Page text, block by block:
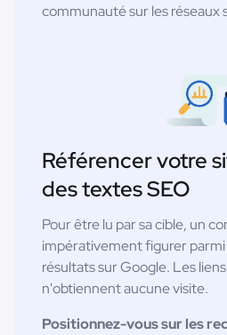
communauté sur les réseaux
Référencer votre
des textes SEO
Pour être lu par sa cible, un
impérativement figurer parmi
résultats sur Google. Les
n'obtiennent aucune visite.
Positionnez-vous sur les